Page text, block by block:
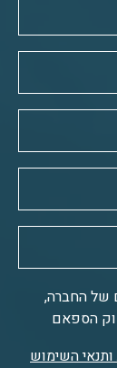
של החברה,
הספאם
ותנאי השימוש